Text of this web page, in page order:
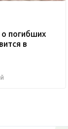
погибших
в